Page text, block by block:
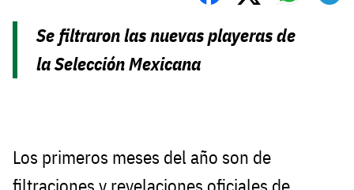
Se filtraron las nuevas playeras de
la Selección Mexicana
Los primeros meses del año son de